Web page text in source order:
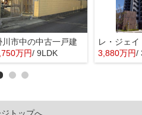
川市中の中古一戸建
万円/ 9LDK
レ・ジェ
3,880万円/
トップへ